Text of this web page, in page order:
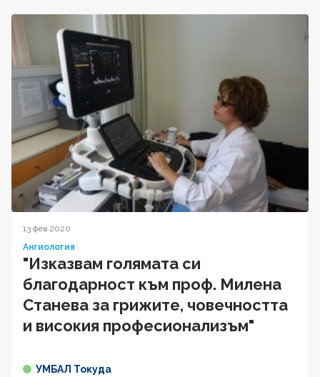
13 фев 2020
Ангиология
"Изказвам голямата си
благодарност към проф. Милена
Станева за грижите, човечността
и високия професионализъм"
УМБАЛ Токуда